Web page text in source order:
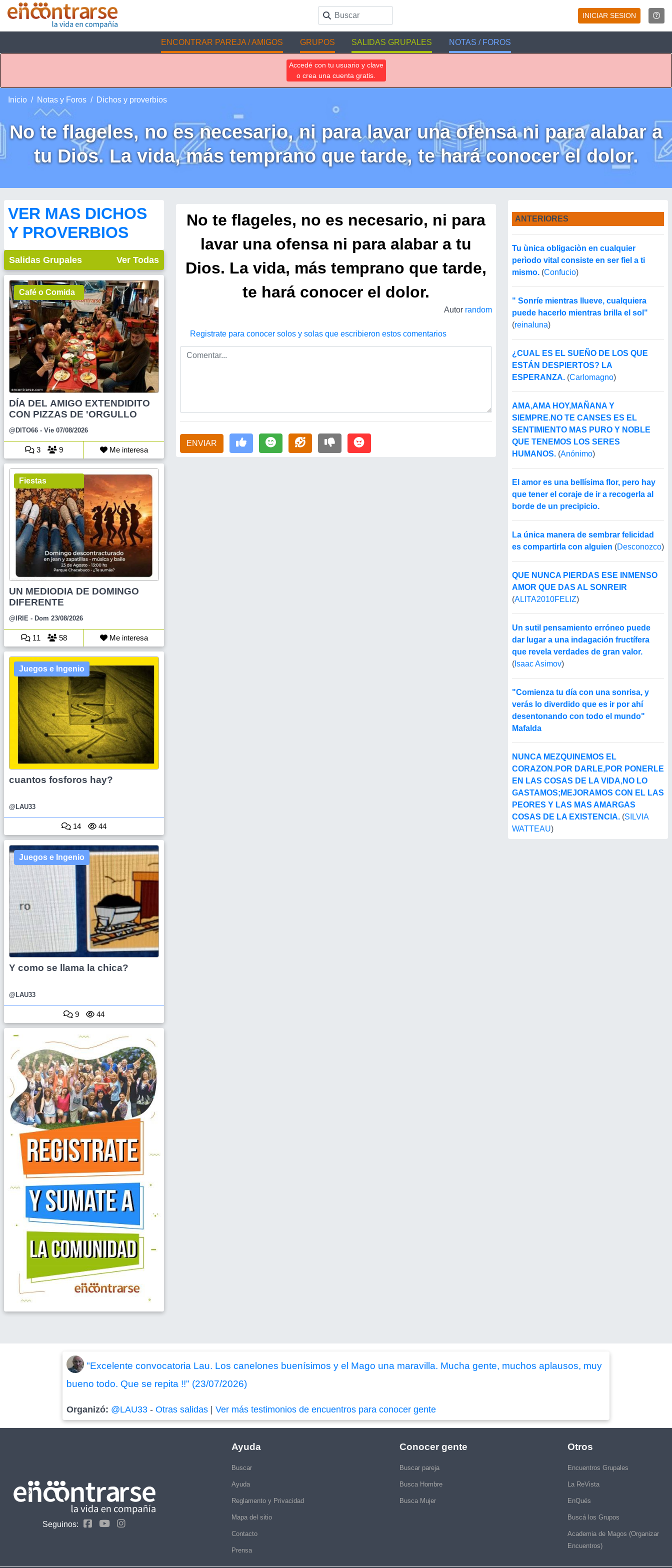
INICIAR SESION
ENCONTRAR PAREJA / AMIGOS GRUPOS SALIDAS GRUPALES NOTAS / FOROS
Accedé con tu usuario y clave
o crea una cuenta gratis.
Inicio Notas y Foros Dichos y proverbios
No te flageles, no es necesario, ni para lavar una ofensa ni para alabar a
tu Dios. La vida, más temprano que tarde, te hará conocer el dolor.
VER MAS DICHOS
Y PROVERBIOS
Salidas Grupales Ver Todas
Café o Comida
DÍA DEL AMIGO EXTENDIDITO
CON PIZZAS DE 'ORGULLO
@DITO66 - Vie 07/08/2026
3 9 Me interesa
Fiestas
UN MEDIODIA DE DOMINGO
DIFERENTE
@IRIE - Dom 23/08/2026
11 58 Me interesa
Juegos e Ingenio
cuantos fosforos hay?
@LAU33
14 44
Juegos e Ingenio
Y como se llama la chica?
@LAU33
9 44
No te flageles, no es necesario, ni para
lavar una ofensa ni para alabar a tu
Dios. La vida, más temprano que tarde,
te hará conocer el dolor.
Autor random
Registrate para conocer solos y solas que escribieron estos comentarios
ENVIAR
ANTERIORES
Tu ùnica obligaciòn en cualquier
perìodo vital consiste en ser fiel a ti
mismo. (Confucio)
" Sonríe mientras llueve, cualquiera
puede hacerlo mientras brilla el sol"
(reinaluna)
¿CUAL ES EL SUEÑO DE LOS QUE
ESTÁN DESPIERTOS? LA
ESPERANZA. (Carlomagno)
AMA,AMA HOY,MAÑANA Y
SIEMPRE.NO TE CANSES ES EL
SENTIMIENTO MAS PURO Y NOBLE
QUE TENEMOS LOS SERES
HUMANOS. (Anónimo)
El amor es una bellísima flor, pero hay
que tener el coraje de ir a recogerla al
borde de un precipicio.
La única manera de sembrar felicidad
es compartirla con alguien (Desconozco)
QUE NUNCA PIERDAS ESE INMENSO
AMOR QUE DAS AL SONREIR
(ALITA2010FELIZ)
Un sutil pensamiento erróneo puede
dar lugar a una indagación fructífera
que revela verdades de gran valor.
( Isaac Asimov)
"Comienza tu día con una sonrisa, y
verás lo diverdido que es ir por ahí
desentonando con todo el mundo"
Mafalda
NUNCA MEZQUINEMOS EL
CORAZON.POR DARLE,POR PONERLE
EN LAS COSAS DE LA VIDA,NO LO
GASTAMOS;MEJORAMOS CON EL LAS
PEORES Y LAS MAS AMARGAS
COSAS DE LA EXISTENCIA. (SILVIA
WATTEAU)
"Excelente convocatoria Lau. Los canelones buenísimos y el Mago una maravilla. Mucha gente, muchos aplausos, muy
bueno todo. Que se repita !!" (23/07/2026)
Organizó: @LAU33 -Otras salidas |Ver más testimonios de encuentros para conocer gente
Seguinos:
Ayuda
Buscar
Ayuda
Reglamento y Privacidad
Mapa del sitio
Contacto
Prensa
Conocer gente
Buscar pareja
Busca Hombre
Busca Mujer
Otros
Encuentros Grupales
La ReVista
EnQués
Buscá los Grupos
Academia de Magos (Organizar
Encuentros)